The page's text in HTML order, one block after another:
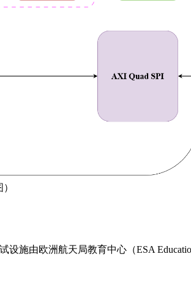
施由欧洲航天局教育中心（ESA